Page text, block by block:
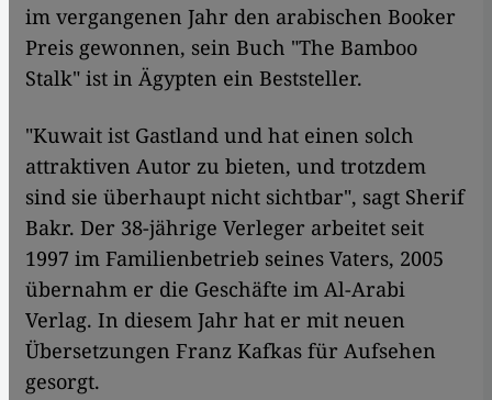
im vergangenen Jahr den arabischen Booker
Preis gewonnen, sein Buch "The Bamboo
Stalk" ist in Ägypten ein Beststeller.
"Kuwait ist Gastland und hat einen solch
attraktiven Autor zu bieten, und trotzdem
sind sie überhaupt nicht sichtbar", sagt Sherif
Bakr. Der 38-jährige Verleger arbeitet seit
1997 im Familienbetrieb seines Vaters, 2005
übernahm er die Geschäfte im Al-Arabi
Verlag. In diesem Jahr hat er mit neuen
Übersetzungen Franz Kafkas für Aufsehen
gesorgt.